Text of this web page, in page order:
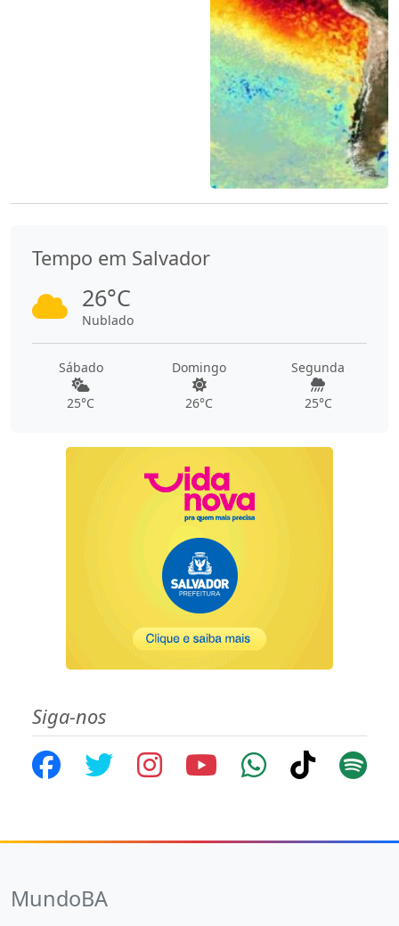
Tempo em Salvador
26°C
Nublado
Sábado
25°C
Domingo
26°C
Segunda
25°C
Siga-nos
MundoBA